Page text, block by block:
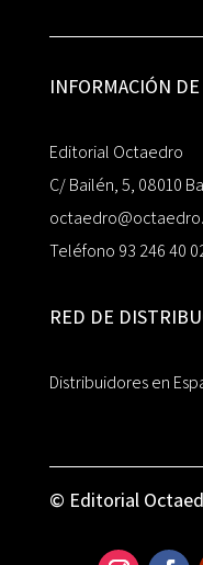
INFORMACIÓN
Editorial Octaedro
C/ Bailén, 5, 08010
Teléfono 93 246 40
RED DE
Distribuidores en
© Editorial